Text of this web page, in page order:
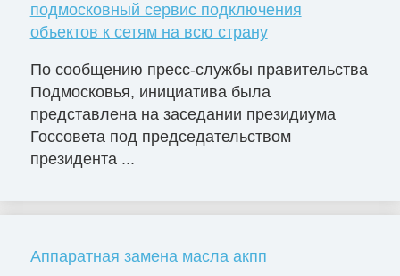
подмосковный сервис подключения
объектов к сетям на всю страну
По сообщению пресс-службы правительства
Подмосковья, инициатива была
представлена на заседании президиума
Госсовета под председательством
президента ...
Аппаратная замена масла акпп